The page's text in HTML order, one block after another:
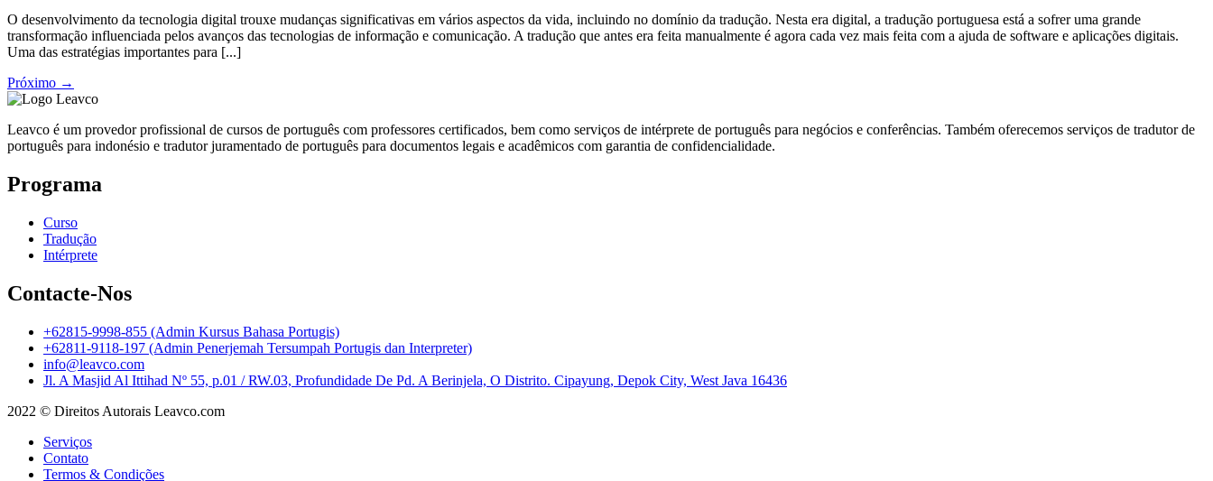
O desenvolvimento da tecnologia digital trouxe mudanças significativas em vários aspectos da vida, incluindo no domínio da tradução. Nesta era digital, a tradução portuguesa está a sofrer uma grande
transformação influenciada pelos avanços das tecnologias de informação e comunicação. A tradução que antes era feita manualmente é agora cada vez mais feita com a ajuda de software e aplicações digitais.
Uma das estratégias importantes para [...]
Próximo →
Leavco é um provedor profissional de cursos de português com professores certificados, bem como serviços de intérprete de português para negócios e conferências. Também oferecemos serviços de tradutor de
português para indonésio e tradutor juramentado de português para documentos legais e acadêmicos com garantia de confidencialidade.
Programa
Curso
Tradução
Intérprete
Contacte-Nos
+62815-9998-855 (Admin Kursus Bahasa Portugis)
+62811-9118-197 (Admin Penerjemah Tersumpah Portugis dan Interpreter)
info@leavco.com
Jl. A Masjid Al Ittihad Nº 55, p.01 / RW.03, Profundidade De Pd. A Berinjela, O Distrito. Cipayung, Depok City, West Java 16436
2022 © Direitos Autorais Leavco.com
Serviços
Contato
Termos & Condições